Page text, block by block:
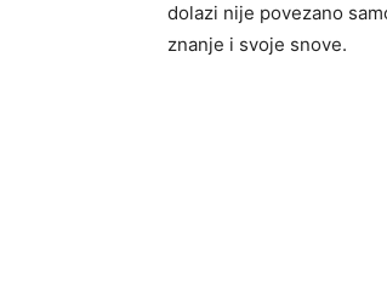
dolazi nije povezano
znanje i svoje snove.